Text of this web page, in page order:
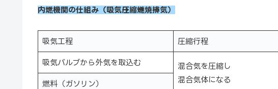
内燃機関の仕組み（吸気→圧縮→燃焼→排気）
吸気工程 圧縮行程
吸気バルブから外気を取込む
混合気を圧縮し
混合気体になる
燃料（ガソリン）